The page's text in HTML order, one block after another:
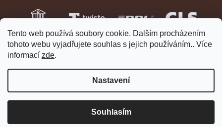
Tento web používá soubory cookie. Dalším procházením
tohoto webu vyjadřujete souhlas s jejich používáním.. Více
informací zde.
Nastavení
Souhlasím
Vytvořil Shoptet
HELVETIA hodinky a šperky